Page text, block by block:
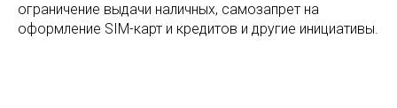
ограничение выдачи наличных, самозапрет на
оформление SIM-карт и кредитов и другие инициативы.